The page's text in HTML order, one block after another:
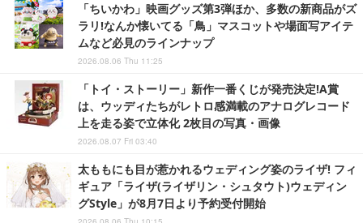
「ちいかわ」映画グッズ第3弾ほか、多数の新商品がズ
ラリ!なんか懐いてる「鳥」マスコットや場面写アイテ
ムなど必見のラインナップ
2026.08.06 Thu 11:25
「トイ・ストーリー」新作一番くじが発売決定!A賞
は、ウッディたちがレトロ感満載のアナログレコード
上を走る姿で立体化 2枚目の写真・画像
2026.08.07 Fri 03:40
太ももにも目が惹かれるウェディング姿のライザ! フィ
ギュア「ライザ(ライザリン・シュタウト)ウェディン
グStyle」が8月7日より予約受付開始